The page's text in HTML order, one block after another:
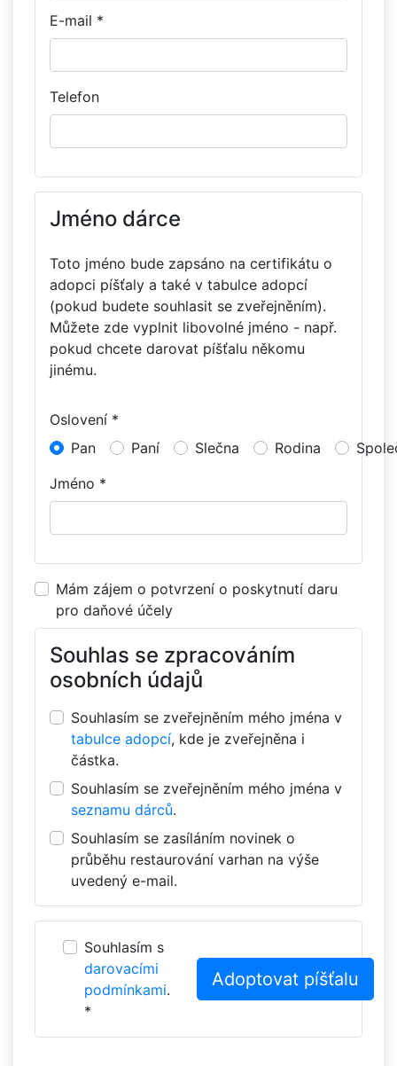
E-mail *
Telefon
Jméno dárce
Toto jméno bude zapsáno na certifikátu o
adopci píšťaly a také v tabulce adopcí
(pokud budete souhlasit se zveřejněním).
Můžete zde vyplnit libovolné jméno - např.
pokud chcete darovat píšťalu někomu
jinému.
Oslovení *
Pan
Paní Slečna Rodina
Jméno *
Mám zájem o potvrzení o poskytnutí daru
pro daňové účely
Souhlas se zpracováním
osobních údajů
Souhlasím se zveřejněním mého jména v
tabulce adopcí, kde je zveřejněna i
částka.
Souhlasím se zveřejněním mého jména v
seznamu dárců.
Souhlasím se zasíláním novinek o
průběhu restaurování varhan na výše
uvedený e-mail.
Souhlasím s
darovacími
podmínkami.
*